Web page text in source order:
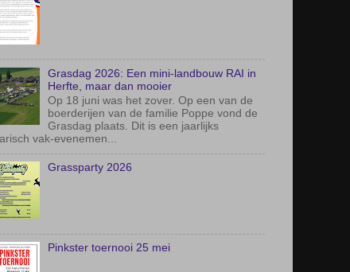
Grasdag 2026: Een mini-landbouw RAI in
Herfte, maar dan mooier
Op 18 juni was het zover. Op een van de
boerderijen van de familie Poppe vond de
Grasdag plaats. Dit is een jaarlijks
vak-evenemen...
Grassparty 2026
Pinkster toernooi 25 mei